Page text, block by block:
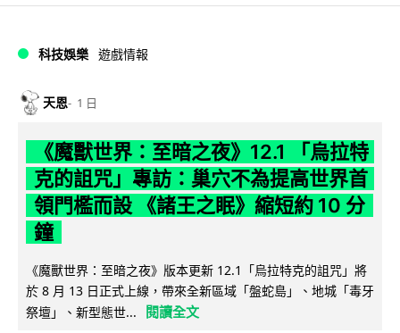
科技娛樂 遊戲情報
天恩 1 日
《魔獸世界：至暗之夜》12.1 「烏拉特
克的詛咒」專訪：巢穴不為提高世界首
領門檻而設 《諸王之眠》縮短約 10 分
鐘
《魔獸世界：至暗之夜》版本更新 12.1「烏拉特克的詛咒」將
於 8 月 13 日正式上線，帶來全新區域「盤蛇島」、地城「毒牙
祭壇」、新型態世...
閱讀全文